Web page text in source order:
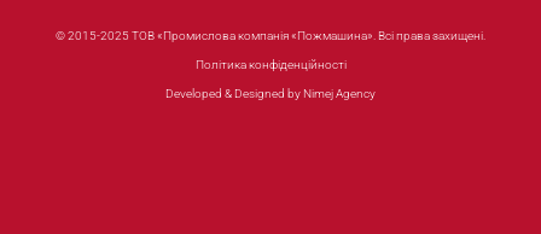
© 2015-2025 ТОВ «Промислова компанія «Пожмашина». Всі права захищені.
Політика конфіденційності
Developed & Designed by Nimej Agency